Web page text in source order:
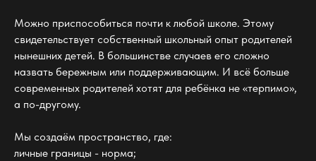
Можно приспособиться почти к любой школе. Этому
свидетельствует собственный школьный опыт родителей
нынешних детей. В большинстве случаев его сложно
назвать бережным или поддерживающим. И всё больше
современных родителей хотят для ребёнка не «терпимо»,
а по-другому.
Мы создаём пространство, где:
личные границы - норма;